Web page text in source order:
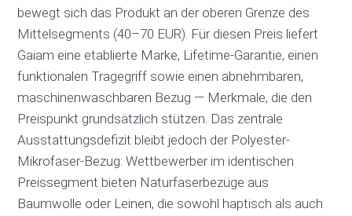
bewegt sich das Produkt an der oberen Grenze des
Mittelsegments (40–70 EUR). Für diesen Preis liefert
Gaiam eine etablierte Marke, Lifetime-Garantie, einen
funktionalen Tragegriff sowie einen abnehmbaren,
maschinenwaschbaren Bezug — Merkmale, die den
Preispunkt grundsätzlich stützen. Das zentrale
Ausstattungsdefizit bleibt jedoch der Polyester-
Mikrofaser-Bezug: Wettbewerber im identischen
Preissegment bieten Naturfaserbezüge aus
Baumwolle oder Leinen, die sowohl haptisch als auch